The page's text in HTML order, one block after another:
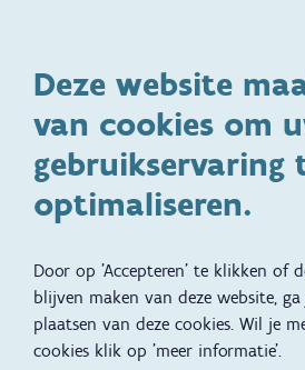
Deze website
van cookies om
gebruikservaring
optimaliseren.
Door op 'Accepteren' te klikken of
blijven maken van deze website,
plaatsen van deze cookies. Wil je
cookies klik op 'meer informatie'.
Ontwikkeling en gedrag
Specifieke
ondersteuningsbehoefte
Zwangerschap en geboorte
Slapen
Voet
Kind en Gezin diensten